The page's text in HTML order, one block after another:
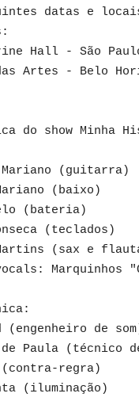
datas e
Hall - São
Artes - Belo
do show Minha
(guitarra)
(baixo)
(bateria)
(teclados)
(sax e
Marquinhos
(engenheiro de
de Paula (técnico
(contra-regra)
(iluminação)